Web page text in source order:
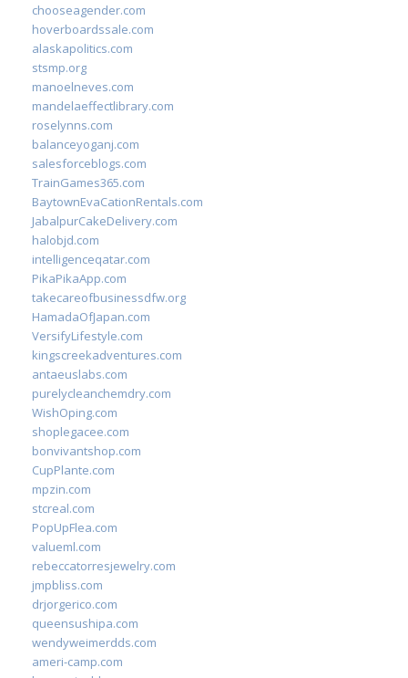
chooseagender.com
hoverboardssale.com
alaskapolitics.com
stsmp.org
manoelneves.com
mandelaeffectlibrary.com
roselynns.com
balanceyoganj.com
salesforceblogs.com
TrainGames365.com
BaytownEvaCationRentals.com
JabalpurCakeDelivery.com
halobjd.com
intelligenceqatar.com
PikaPikaApp.com
takecareofbusinessdfw.org
HamadaOfJapan.com
VersifyLifestyle.com
kingscreekadventures.com
antaeuslabs.com
purelycleanchemdry.com
WishOping.com
shoplegacee.com
bonvivantshop.com
CupPlante.com
mpzin.com
stcreal.com
PopUpFlea.com
valueml.com
rebeccatorresjewelry.com
jmpbliss.com
drjorgerico.com
queensushipa.com
wendyweimerdds.com
ameri-camp.com